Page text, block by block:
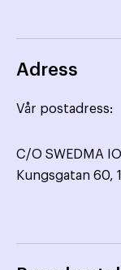
Adress
Vår postadress:
C/O SWEDMA
Kungsgatan 60,